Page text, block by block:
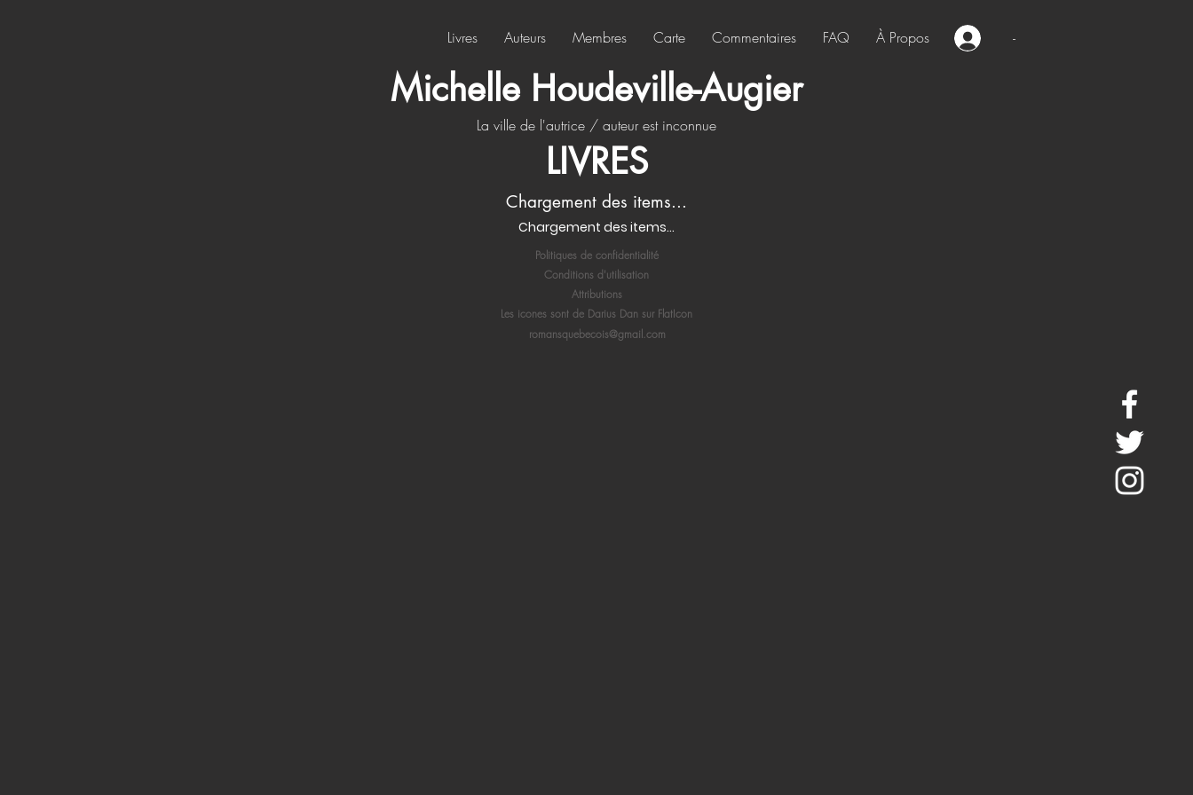
Livres Auteurs Membres Carte Commentaires FAQ À Propos -
Michelle Houdeville-Augier
La ville de l'autrice / auteur est inconnue
LIVRES
Chargement des items...
Chargement des items...
Politiques de confidentialité
Conditions d'utilisation
Attributions
Les icones sont de Darius Dan sur FlatIcon
romansquebecois@gmail.com